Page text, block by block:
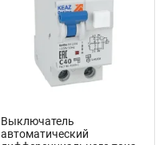
Выключатель
автоматический